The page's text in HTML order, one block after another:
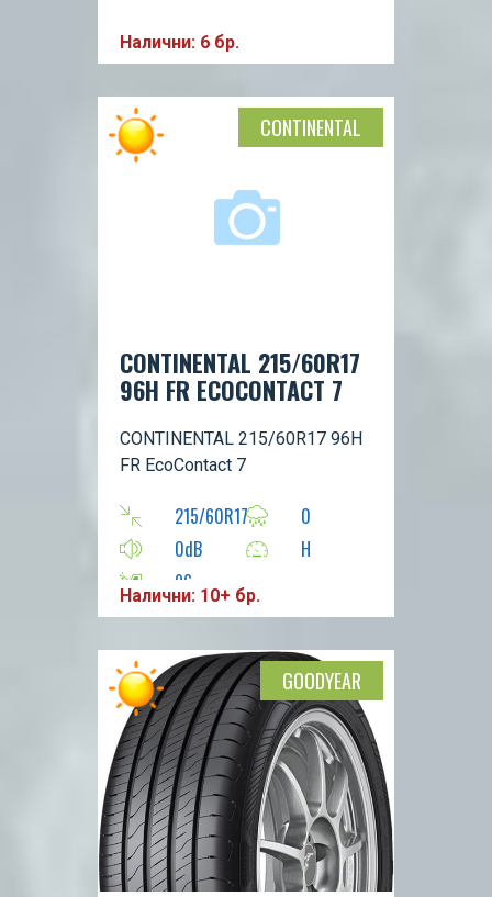
Налични: 6 бр.
CONTINENTAL 215/60R17
96H FR ECOCONTACT 7
CONTINENTAL 215/60R17 96H
FR EcoContact 7
215/60R17
0
0dB
H
96
Налични: 10+ бр.
CONTINENTAL
GOODYEAR